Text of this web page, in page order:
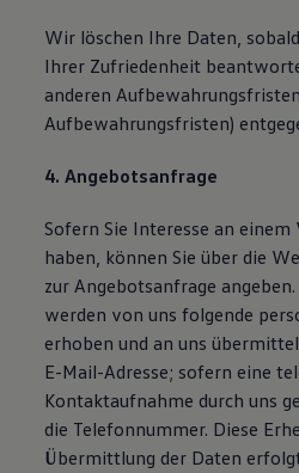
Wir löschen Ihre Daten,
Ihrer Zufriedenheit
anderen
Aufbewahrungsfristen)
4. Angebotsanfrage
Sofern Sie Interesse an einem
haben, können Sie über die
zur Angebotsanfrage
werden von uns folgende
erhoben und an uns
E-Mail-Adresse; sofern eine
Kontaktaufnahme durch uns
die Telefonnummer. Diese
Übermittlung der Daten